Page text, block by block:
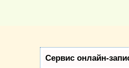
Сервис онлайн-